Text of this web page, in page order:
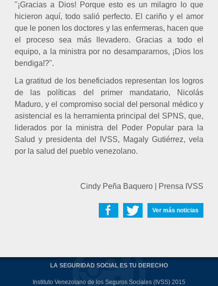
"¡Gracias a Dios! Porque esto es un milagro lo que
hicieron aquí, todo salió perfecto. El cariño y el amor
que le ponen los doctores y las enfermeras, hacen que
el proceso sea más llevadero. Gracias a todo el
equipo, a la ministra por no desampararnos, ¡Dios los
bendiga!?".
La gratitud de los beneficiados representan los logros
de las políticas del primer mandatario, Nicolás
Maduro, y el compromiso social del personal médico y
asistencial es la herramienta principal del SPNS, que,
liderados por la ministra del Poder Popular para la
Salud y presidenta del IVSS, Magaly Gutiérrez, vela
por la salud del pueblo venezolano.
Cindy Peña Baquero | Prensa IVSS
Ver más noticias
LA SEGURIDAD SOCIAL ES TU DERECHO
Instituto Venezolano de los Seguros Sociales (IVSS) 2015